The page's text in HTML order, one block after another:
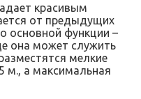
красивым
от предыдущих
основной функции –
она может служить
мелкие
м., а максимальная